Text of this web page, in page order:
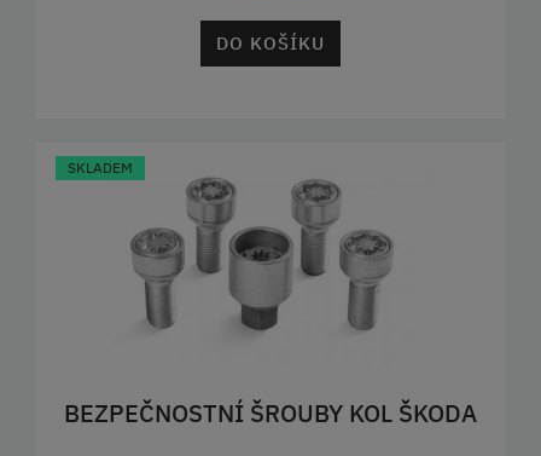
DO KOŠÍKU
SKLADEM
BEZPEČNOSTNÍ ŠROUBY KOL ŠKODA